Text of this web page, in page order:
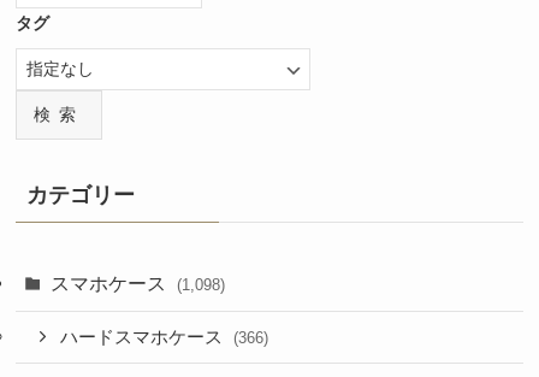
タグ
検索
カテゴリー
スマホケース (1,098)
ハードスマホケース (366)